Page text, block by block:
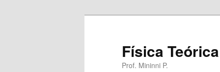
Física
Prof. Mininni P.